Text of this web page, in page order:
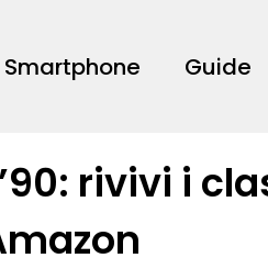
Smartphone Guide
rivivi i